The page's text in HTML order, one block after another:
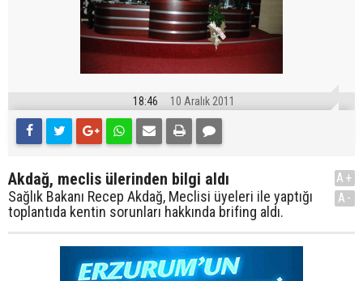
18:46 10 Aralık 2011
Akdağ, meclis ülerinden bilgi aldı
Sağlık Bakanı Recep Akdağ, Meclisi üyeleri ile yaptığı
toplantıda kentin sorunları hakkında brifing aldı.
A+
A-